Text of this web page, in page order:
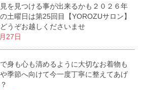
を見つける事が出来るかも２０２６年
土曜日は第25回目【YOROZUサロン】
うぞお越しくださいませ
27日
身も心も清めるように大切なお着物も
季節へ向けて今一度丁寧に整えてあげ